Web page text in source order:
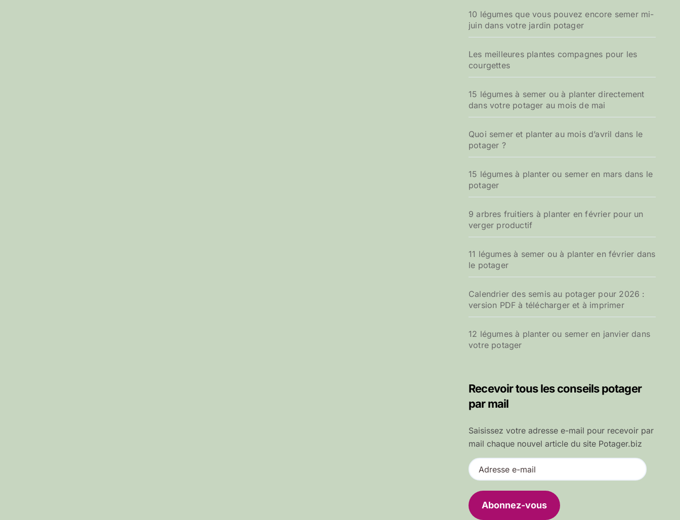
10 légumes que vous pouvez encore semer mi-
juin dans votre jardin potager
Les meilleures plantes compagnes pour les
courgettes
15 légumes à semer ou à planter directement
dans votre potager au mois de mai
Quoi semer et planter au mois d’avril dans le
potager ?
15 légumes à planter ou semer en mars dans le
potager
9 arbres fruitiers à planter en février pour un
verger productif
11 légumes à semer ou à planter en février dans
le potager
Calendrier des semis au potager pour 2026 :
version PDF à télécharger et à imprimer
12 légumes à planter ou semer en janvier dans
votre potager
Recevoir tous les conseils potager
par mail
Saisissez votre adresse e-mail pour recevoir par
mail chaque nouvel article du site Potager.biz
A
d
e
s
Abonnez-vous